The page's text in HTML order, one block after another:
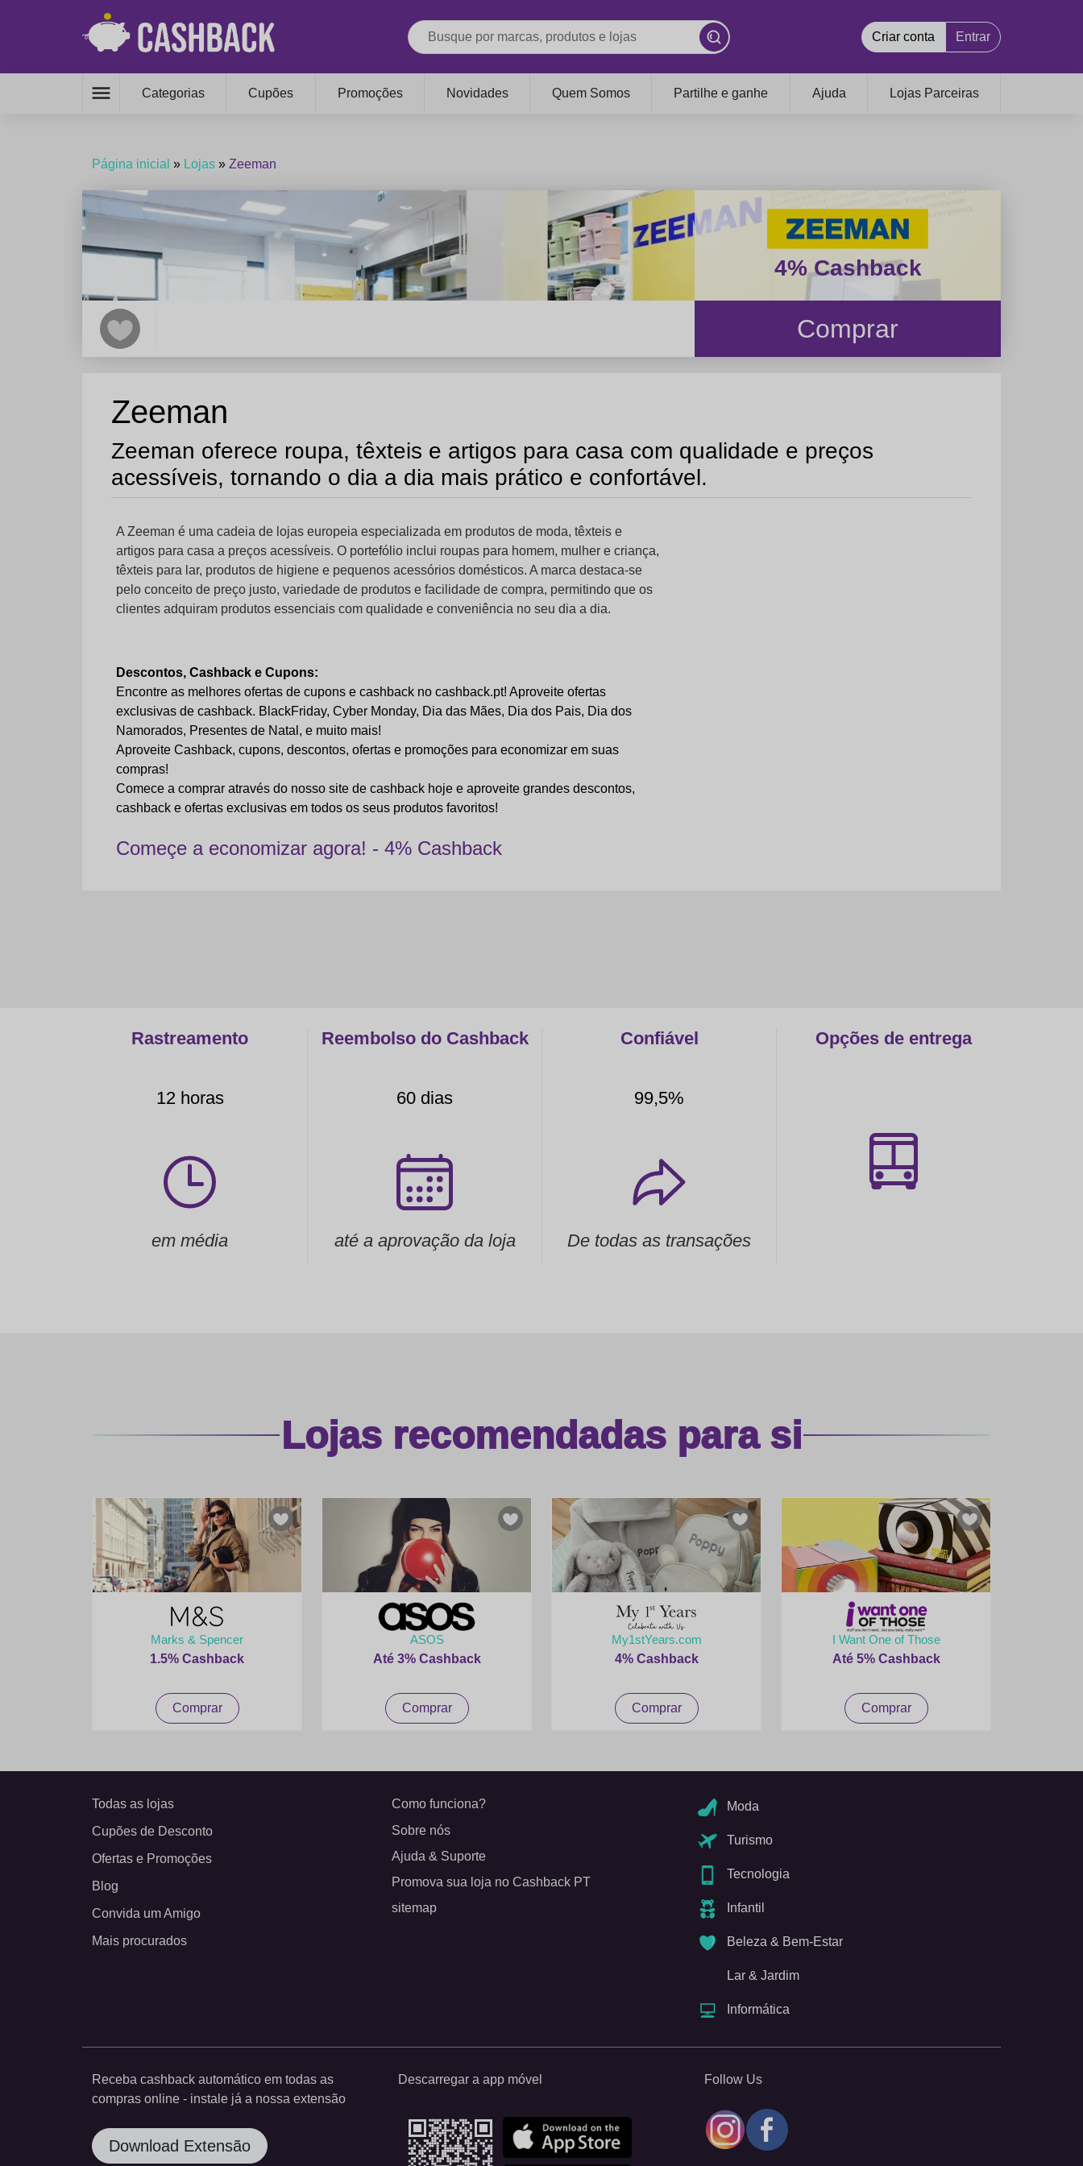
Criar conta Entrar
menu Categorias Cupões Promoções Novidades Quem Somos Partilhe e ganhe Ajuda Lojas Parceiras
Página inicial » Lojas » Zeeman
4% Cashback
Comprar
Zeeman
Zeeman oferece roupa, têxteis e artigos para casa com qualidade e preços
acessíveis, tornando o dia a dia mais prático e confortável.
A Zeeman é uma cadeia de lojas europeia especializada em produtos de moda, têxteis e
artigos para casa a preços acessíveis. O portefólio inclui roupas para homem, mulher e criança,
têxteis para lar, produtos de higiene e pequenos acessórios domésticos. A marca destaca-se
pelo conceito de preço justo, variedade de produtos e facilidade de compra, permitindo que os
clientes adquiram produtos essenciais com qualidade e conveniência no seu dia a dia.
Descontos, Cashback e Cupons:
Encontre as melhores ofertas de cupons e cashback no cashback.pt! Aproveite ofertas
exclusivas de cashback. BlackFriday, Cyber Monday, Dia das Mães, Dia dos Pais, Dia dos
Namorados, Presentes de Natal, e muito mais!
Aproveite Cashback, cupons, descontos, ofertas e promoções para economizar em suas
compras!
Comece a comprar através do nosso site de cashback hoje e aproveite grandes descontos,
cashback e ofertas exclusivas em todos os seus produtos favoritos!
Começe a economizar agora! - 4% Cashback
Rastreamento
12 horas
em média
Reembolso do Cashback
60 dias
até a aprovação da loja
Confiável
99,5%
De todas as transações
Opções de entrega
Lojas recomendadas para si
Marks & Spencer
1.5% Cashback
Comprar
ASOS
Até 3% Cashback
Comprar
My1stYears.com
4% Cashback
Comprar
I Want One of Those
Até 5% Cashback
Comprar
Todas as lojas
Cupões de Desconto
Ofertas e Promoções
Blog
Convida um Amigo
Mais procurados
Como funciona?
Sobre nós
Ajuda & Suporte
Promova sua loja no Cashback PT
sitemap
Moda
Turismo
Tecnologia
Infantil
Beleza & Bem-Estar
Lar & Jardim
Informática
Receba cashback automático em todas as
compras online - instale já a nossa extensão
Download Extensão
Descarregar a app móvel Follow Us